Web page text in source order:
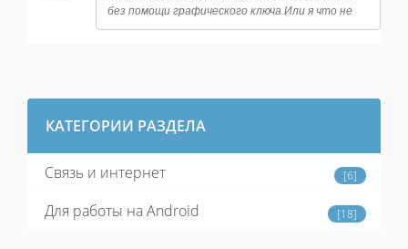
без помощи графического ключа.Или я что не
так понял? У меня стоит замок на банковских
КАТЕГОРИИ РАЗДЕЛА
Связь и интернет [6]
Для работы на Android [18]